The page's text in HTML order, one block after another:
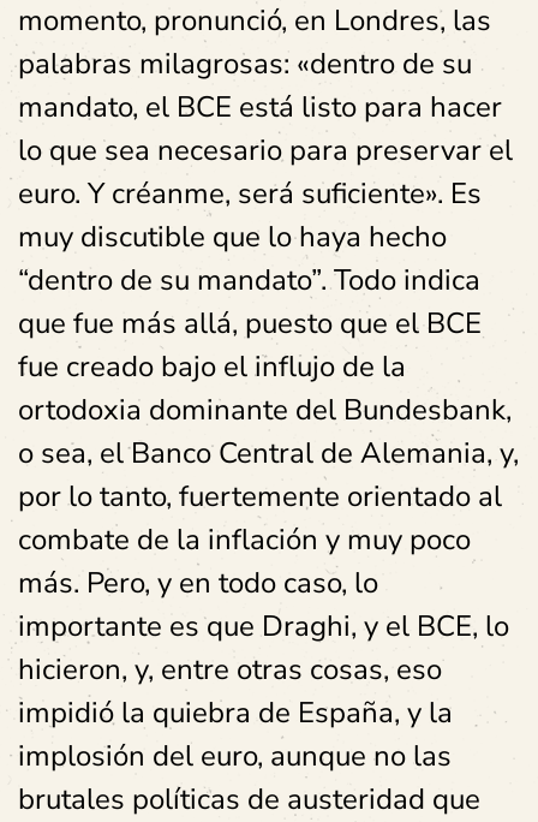
momento, pronunció, en Londres, las
palabras milagrosas: «dentro de su
mandato, el BCE está listo para hacer
lo que sea necesario para preservar el
euro. Y créanme, será suficiente». Es
muy discutible que lo haya hecho
“dentro de su mandato”. Todo indica
que fue más allá, puesto que el BCE
fue creado bajo el influjo de la
ortodoxia dominante del Bundesbank,
o sea, el Banco Central de Alemania, y,
por lo tanto, fuertemente orientado al
combate de la inflación y muy poco
más. Pero, y en todo caso, lo
importante es que Draghi, y el BCE, lo
hicieron, y, entre otras cosas, eso
impidió la quiebra de España, y la
implosión del euro, aunque no las
brutales políticas de austeridad que